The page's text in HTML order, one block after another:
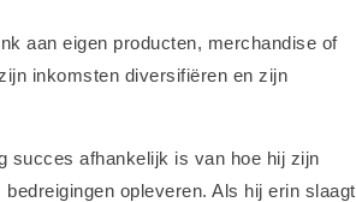
aan eigen producten, merchandise of
inkomsten diversifiëren en zijn
succes afhankelijk is van hoe hij zijn
opleveren. Als hij erin slaagt